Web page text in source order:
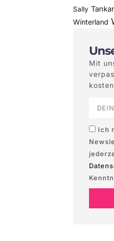
Sally
Winterland
Mit
Ich